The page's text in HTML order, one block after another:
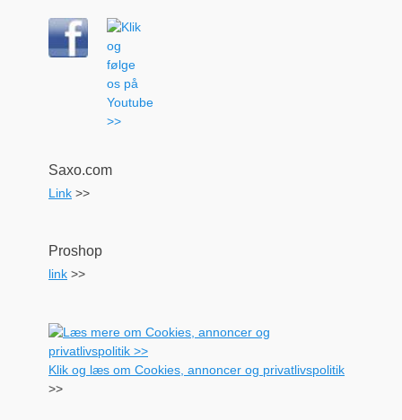
Saxo.com
Link >>
Proshop
link >>
Klik og læs om Cookies, annoncer og privatlivspolitik
>>